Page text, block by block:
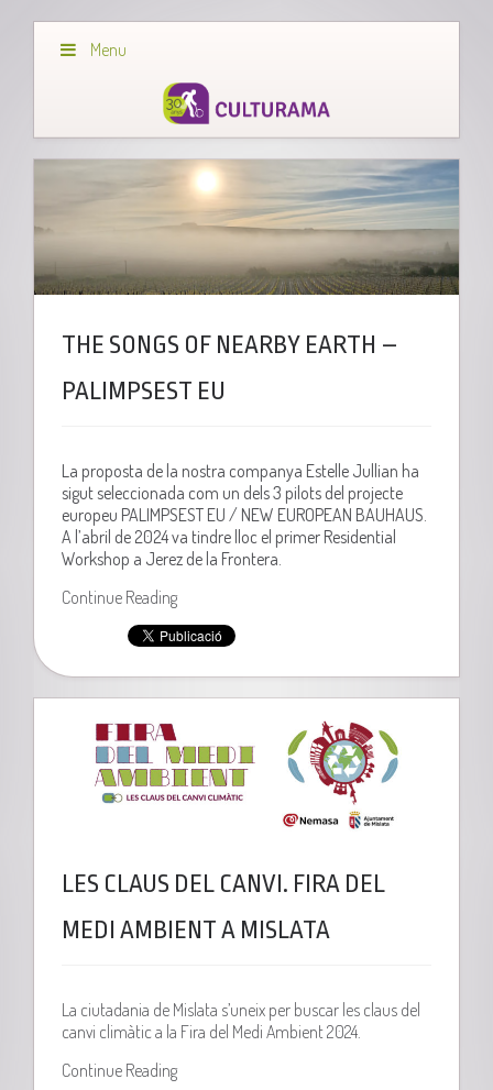
Menu
THE SONGS OF NEARBY EARTH –
PALIMPSEST EU
La proposta de la nostra companya Estelle Jullian ha
sigut seleccionada com un dels 3 pilots del projecte
europeu PALIMPSEST EU / NEW EUROPEAN BAUHAUS.
A l’abril de 2024 va tindre lloc el primer Residential
Workshop a Jerez de la Frontera.
Continue Reading
LES CLAUS DEL CANVI. FIRA DEL
MEDI AMBIENT A MISLATA
La ciutadania de Mislata s’uneix per buscar les claus del
canvi climàtic a la Fira del Medi Ambient 2024.
Continue Reading